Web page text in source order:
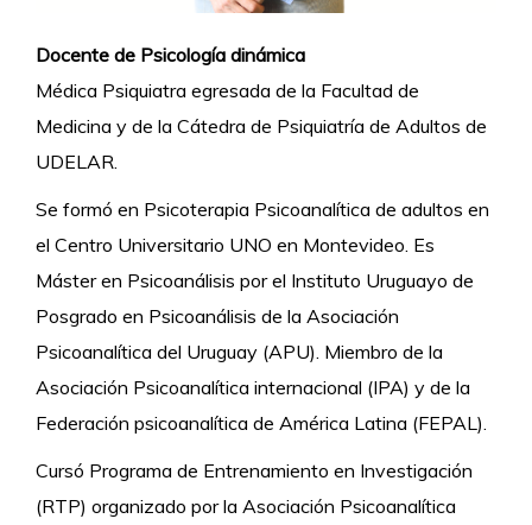
Docente de Psicología dinámica
Médica Psiquiatra egresada de la Facultad de
Medicina y de la Cátedra de Psiquiatría de Adultos de
UDELAR.
Se formó en Psicoterapia Psicoanalítica de adultos en
el Centro Universitario UNO en Montevideo. Es
Máster en Psicoanálisis por el Instituto Uruguayo de
Posgrado en Psicoanálisis de la Asociación
Psicoanalítica del Uruguay (APU). Miembro de la
Asociación Psicoanalítica internacional (IPA) y de la
Federación psicoanalítica de América Latina (FEPAL).
Cursó Programa de Entrenamiento en Investigación
(RTP) organizado por la Asociación Psicoanalítica